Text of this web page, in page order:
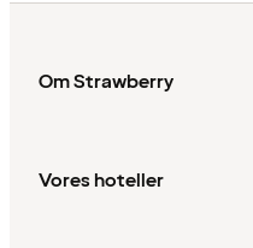
Om Strawberry
Vores hoteller